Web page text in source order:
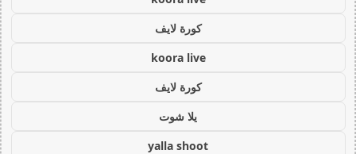
كورة لايف
koora live
كورة لايف
يلا شوت
yalla shoot